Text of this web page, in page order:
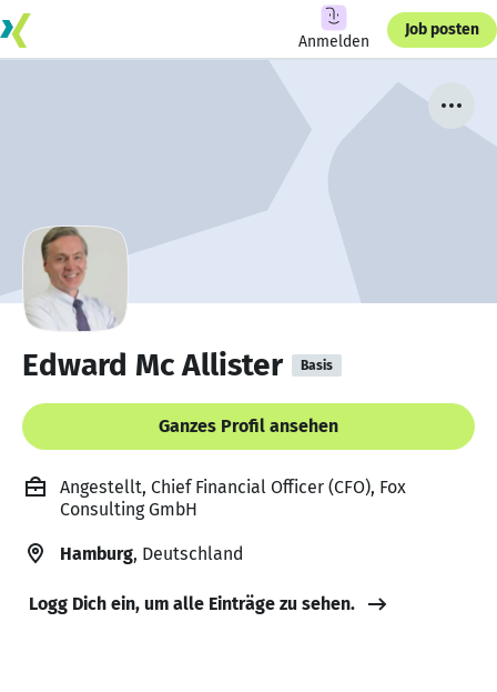
Anmelden
Job posten
Edward Mc Allister Basis
Ganzes Profil ansehen
Angestellt, Chief Financial Officer (CFO), Fox
Consulting GmbH
Hamburg, Deutschland
Logg Dich ein, um alle Einträge zu sehen.